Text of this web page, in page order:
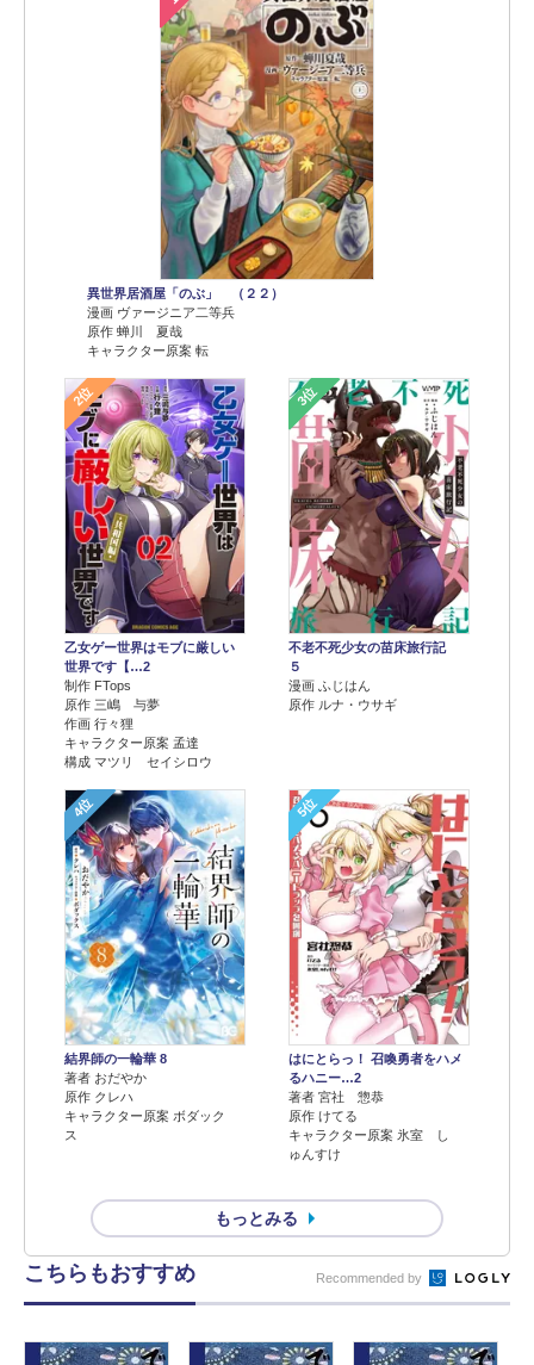
異世界居酒屋「のぶ」 （２２）
漫画 ヴァージニア二等兵
原作 蝉川 夏哉
キャラクター原案 転
2位
乙女ゲー世界はモブに厳しい
世界です【…2
制作 FTops
原作 三嶋 与夢
作画 行々狸
キャラクター原案 孟達
構成 マツリ セイシロウ
3位
不老不死少女の苗床旅行記
５
漫画 ふじはん
原作 ルナ・ウサギ
4位
結界師の一輪華 8
著者 おだやか
原作 クレハ
キャラクター原案 ボダック
ス
5位
はにとらっ！ 召喚勇者をハメ
るハニー…2
著者 宮社 惣恭
原作 けてる
キャラクター原案 氷室 し
ゅんすけ
もっとみる
こちらもおすすめ Recommended by